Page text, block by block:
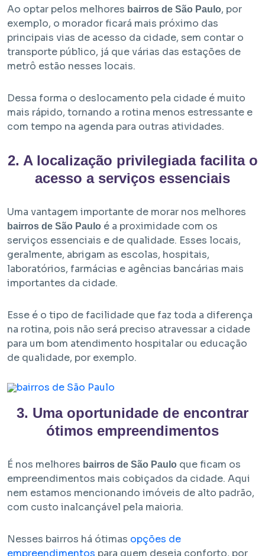
Ao optar pelos melhores bairros de São Paulo, por
exemplo, o morador ficará mais próximo das
principais vias de acesso da cidade, sem contar o
transporte público, já que várias das estações de
metrô estão nesses locais.
Dessa forma o deslocamento pela cidade é muito
mais rápido, tornando a rotina menos estressante e
com tempo na agenda para outras atividades.
2. A localização privilegiada facilita o
acesso a serviços essenciais
Uma vantagem importante de morar nos melhores
bairros de São Paulo é a proximidade com os
serviços essenciais e de qualidade. Esses locais,
geralmente, abrigam as escolas, hospitais,
laboratórios, farmácias e agências bancárias mais
importantes da cidade.
Esse é o tipo de facilidade que faz toda a diferença
na rotina, pois não será preciso atravessar a cidade
para um bom atendimento hospitalar ou educação
de qualidade, por exemplo.
3. Uma oportunidade de encontrar
ótimos empreendimentos
É nos melhores bairros de São Paulo que ficam os
empreendimentos mais cobiçados da cidade. Aqui
nem estamos mencionando imóveis de alto padrão,
com custo inalcançável pela maioria.
Nesses bairros há ótimas opções de
empreendimentos para quem deseja conforto, por
Bem Viver Angélica
Barra Funda - São Paulo / SP